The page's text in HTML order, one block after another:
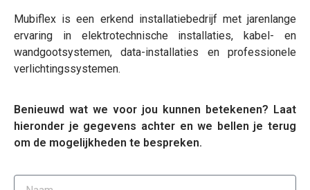
Mubiflex is een erkend installatiebedrijf met jarenlange
ervaring in elektrotechnische installaties, kabel- en
wandgootsystemen, data-installaties en professionele
verlichtingssystemen.
Benieuwd wat we voor jou kunnen betekenen? Laat
hieronder je gegevens achter en we bellen je terug
om de mogelijkheden te bespreken.